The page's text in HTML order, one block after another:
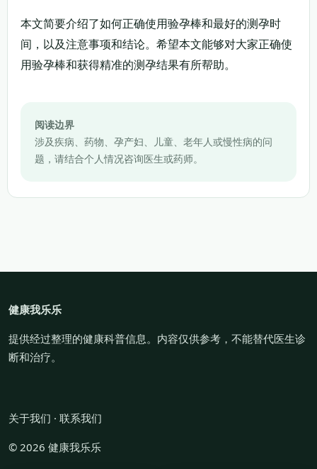
本文简要介绍了如何正确使用验孕棒和最好的测孕时
间，以及注意事项和结论。希望本文能够对大家正确使
用验孕棒和获得精准的测孕结果有所帮助。
阅读边界
涉及疾病、药物、孕产妇、儿童、老年人或慢性病的问
题，请结合个人情况咨询医生或药师。
健康我乐乐
提供经过整理的健康科普信息。内容仅供参考，不能替代医生诊
断和治疗。
关于我们 · 联系我们
© 2026 健康我乐乐